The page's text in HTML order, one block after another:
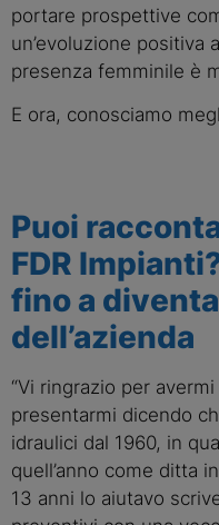
portare prospettive
un’evoluzione positiva
presenza femminile è
E ora, conosciamo
Puoi
FDR
fino a
dell’azienda
“Vi ringrazio per
presentarmi dicendo
idraulici dal 1960, in
quell’anno come ditta
13 anni lo aiutavo